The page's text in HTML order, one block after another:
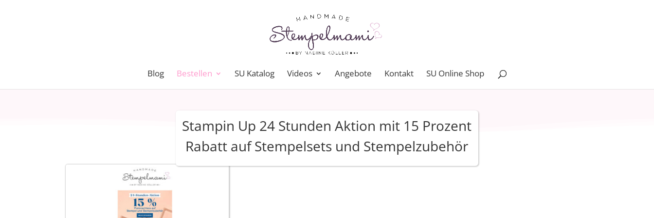
Blog Bestellen SU Katalog Videos Angebote Kontakt SU Online Shop
Stampin Up 24 Stunden Aktion mit 15 Prozent
Rabatt auf Stempelsets und Stempelzubehör